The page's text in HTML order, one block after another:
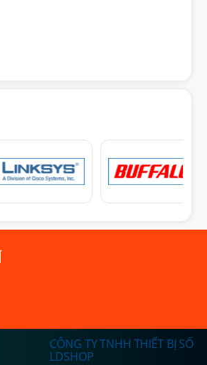
CÔNG TY TNHH THIẾT BỊ SỐ
LDSHOP